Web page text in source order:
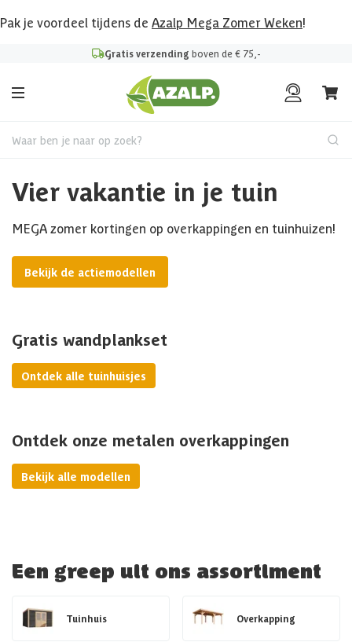
Pak je voordeel tijdens de Azalp Mega Zomer Weken!
Gratis verzending boven de € 75,-
Waar ben je naar op zoek?
Vier vakantie in je tuin
MEGA zomer kortingen op overkappingen en tuinhuizen!
Bekijk de actiemodellen
Gratis wandplankset
Ontdek alle tuinhuisjes
Ontdek onze metalen overkappingen
Bekijk alle modellen
Een greep uit ons assortiment
Tuinhuis Overkapping